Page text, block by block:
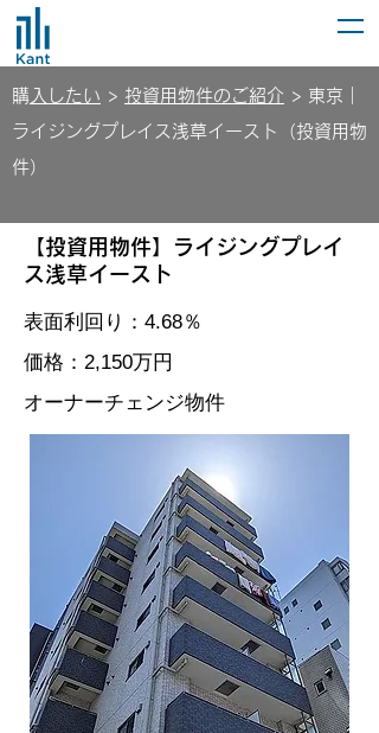
​ 購入したい > 投資用物件のご紹介 > 東京｜
ライジングプレイス浅草イースト（投資用物
件）
【投資用物件】ライジングプレイ
ス浅草イースト
​表面利回り：4.68％
価格：2,150万円
​オーナーチェンジ物件